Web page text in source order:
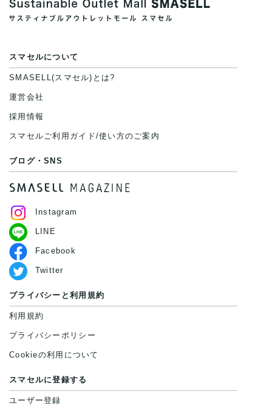
スマセルについて
SMASELL(スマセル)とは?
運営会社
採用情報
スマセルご利用ガイド/使い方のご案内
ブログ・SNS
Instagram
LINE
Facebook
Twitter
プライバシーと利用規約
利用規約
プライバシーポリシー
Cookieの利用について
スマセルに登録する
ユーザー登録